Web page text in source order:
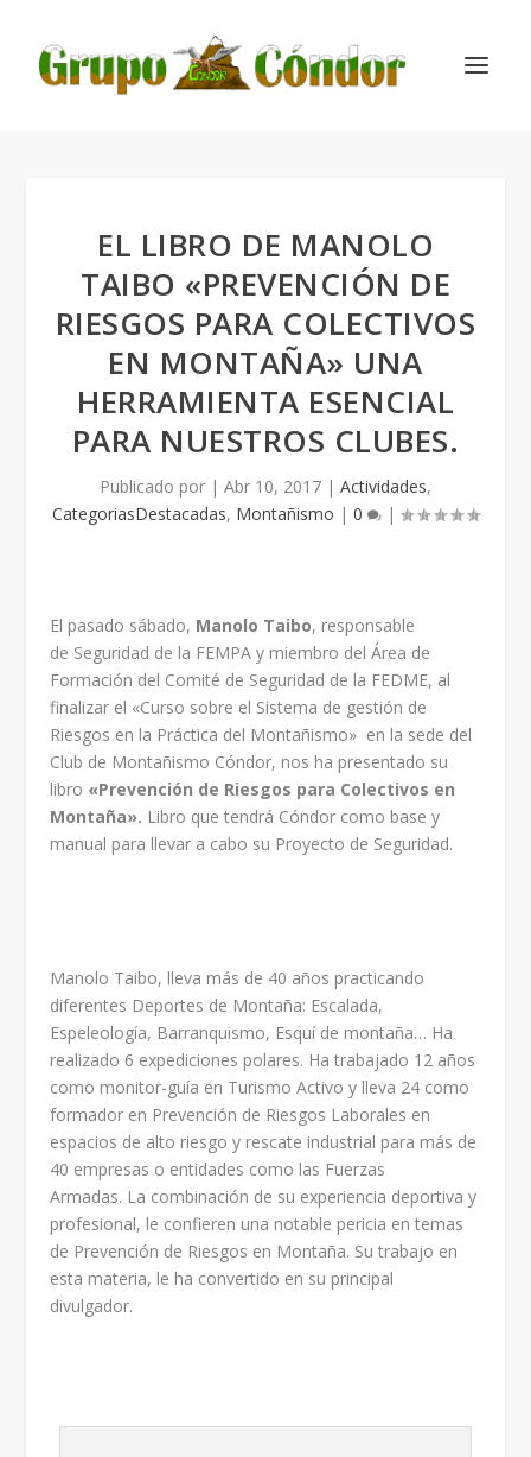
EL LIBRO DE MANOLO
TAIBO «PREVENCIÓN DE
RIESGOS PARA COLECTIVOS
EN MONTAÑA» UNA
HERRAMIENTA ESENCIAL
PARA NUESTROS CLUBES.
Publicado por | Abr 10, 2017 | Actividades,
CategoriasDestacadas, Montañismo | 0 |
El pasado sábado, Manolo Taibo, responsable
de Seguridad de la FEMPA y miembro del Área de
Formación del Comité de Seguridad de la FEDME, al
finalizar el «Curso sobre el Sistema de gestión de
Riesgos en la Práctica del Montañismo» en la sede del
Club de Montañismo Cóndor, nos ha presentado su
libro «Prevención de Riesgos para Colectivos en
Montaña». Libro que tendrá Cóndor como base y
manual para llevar a cabo su Proyecto de Seguridad.
Manolo Taibo, lleva más de 40 años practicando
diferentes Deportes de Montaña: Escalada,
Espeleología, Barranquismo, Esquí de montaña… Ha
realizado 6 expediciones polares. Ha trabajado 12 años
como monitor-guía en Turismo Activo y lleva 24 como
formador en Prevención de Riesgos Laborales en
espacios de alto riesgo y rescate industrial para más de
40 empresas o entidades como las Fuerzas
Armadas. La combinación de su experiencia deportiva y
profesional, le confieren una notable pericia en temas
de Prevención de Riesgos en Montaña. Su trabajo en
esta materia, le ha convertido en su principal
divulgador.